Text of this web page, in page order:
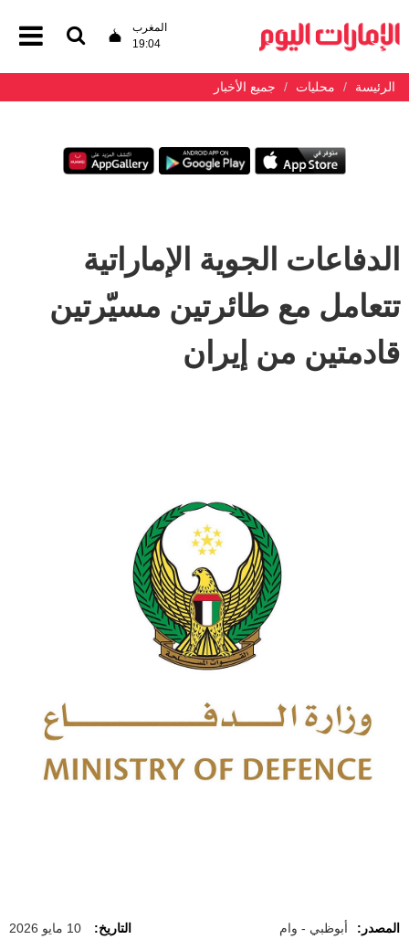
المغرب
19:04
الرئيسة محليات جميع الأخبار
الدفاعات الجوية الإماراتية
تتعامل مع طائرتين مسيّرتين
قادمتين من إيران
المصدر: أبوظبي - وام التاريخ: 10 مايو 2026